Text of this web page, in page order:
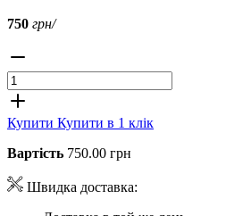
750 грн/
Купити Купити в 1 клік
Вартість 750.00 грн
Швидка доставка: